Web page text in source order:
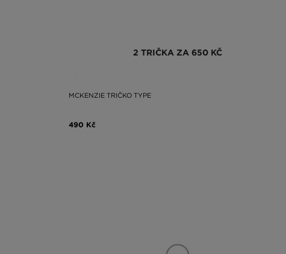
2 TRIČKA ZA 650 KČ
MCKENZIE TRIČKO TYPE
490 Kč